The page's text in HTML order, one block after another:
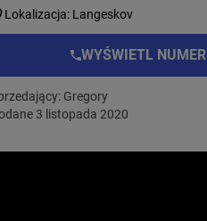
Lokalizacja: Langeskov
WYŚWIETL NUMER
Gregory
3 listopada 2020